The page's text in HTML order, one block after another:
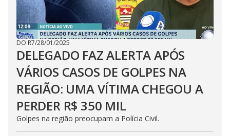
DO R7/28/01/2025
DELEGADO FAZ ALERTA APÓS
VÁRIOS CASOS DE GOLPES NA
REGIÃO: UMA VÍTIMA CHEGOU A
PERDER R$ 350 MIL
Golpes na região preocupam a Polícia Civil.